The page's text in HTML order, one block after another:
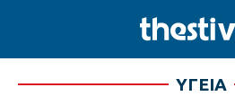
ΥΓΕΙΑ